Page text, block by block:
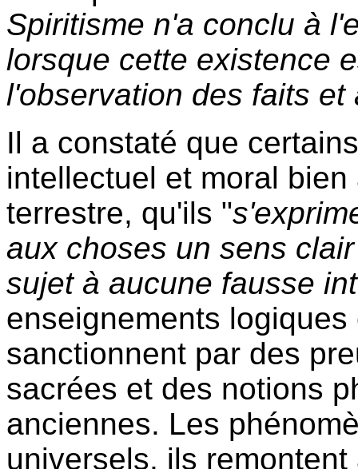
Spiritisme n'a conclu à
lorsque cette existence
l'observation des faits
Il a constaté que
intellectuel et moral
terrestre, qu'ils "
aux choses un sens
sujet à aucune fausse
enseignements
sanctionnent par des
sacrées et des notions
anciennes. Les
universels, ils